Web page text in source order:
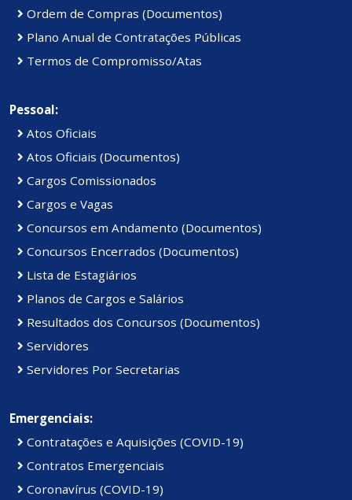
Ordem de Compras (Documentos)
Plano Anual de Contratações Públicas
Termos de Compromisso/Atas
Pessoal:
Atos Oficiais
Atos Oficiais (Documentos)
Cargos Comissionados
Cargos e Vagas
Concursos em Andamento (Documentos)
Concursos Encerrados (Documentos)
Lista de Estagiários
Planos de Cargos e Salários
Resultados dos Concursos (Documentos)
Servidores
Servidores Por Secretarias
Emergenciais:
Contratações e Aquisições (COVID-19)
Contratos Emergenciais
Coronavírus (COVID-19)